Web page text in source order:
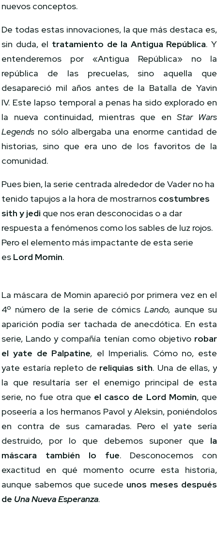
nuevos conceptos.
De todas estas innovaciones, la que más destaca es,
sin duda, el tratamiento de la Antigua República. Y
entenderemos por «Antigua República» no la
república de las precuelas, sino aquella que
desapareció mil años antes de la Batalla de Yavin
IV. Este lapso temporal a penas ha sido explorado en
la nueva continuidad, mientras que en Star Wars
Legends no sólo albergaba una enorme cantidad de
historias, sino que era uno de los favoritos de la
comunidad.
Pues bien, la serie centrada alrededor de Vader no ha
tenido tapujos a la hora de mostrarnos costumbres
sith y jedi que nos eran desconocidas o a dar
respuesta a fenómenos como los sables de luz rojos.
Pero el elemento más impactante de esta serie
es Lord Momin.
La máscara de Momin apareció por primera vez en el
4º número de la serie de cómics Lando, aunque su
aparición podía ser tachada de anecdótica. En esta
serie, Lando y compañía tenían como objetivo robar
el yate de Palpatine, el Imperialis. Cómo no, este
yate estaría repleto de reliquias sith. Una de ellas, y
la que resultaría ser el enemigo principal de esta
serie, no fue otra que el casco de Lord Momin, que
poseería a los hermanos Pavol y Aleksin, poniéndolos
en contra de sus camaradas. Pero el yate sería
destruido, por lo que debemos suponer que la
máscara también lo fue. Desconocemos con
exactitud en qué momento ocurre esta historia,
aunque sabemos que sucede unos meses después
de Una Nueva Esperanza.